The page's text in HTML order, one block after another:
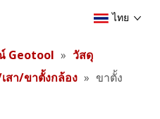
ไทย
Geotool » วัสดุ
สา/ขาตั้งกล้อง » ขาตั้ง